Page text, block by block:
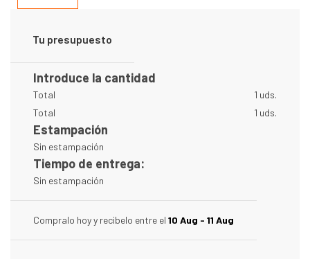
Tu presupuesto
Introduce la cantidad
Total
1 uds.
Total
1 uds.
Estampación
Sin estampación
Tiempo de entrega:
Sin estampación
Compralo hoy y recibelo entre el 10 Aug - 11 Aug